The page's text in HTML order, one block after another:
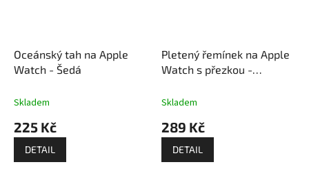
Oceánský tah na Apple
Watch - Šedá
Skladem
225 Kč
DETAIL
Pletený řemínek na Apple
Watch s přezkou -
Skladem
289 Kč
DETAIL